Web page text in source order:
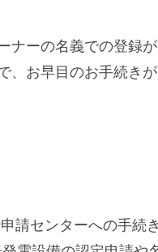
ナーの名義での登録
お早目のお手続きが
請センターへの手続